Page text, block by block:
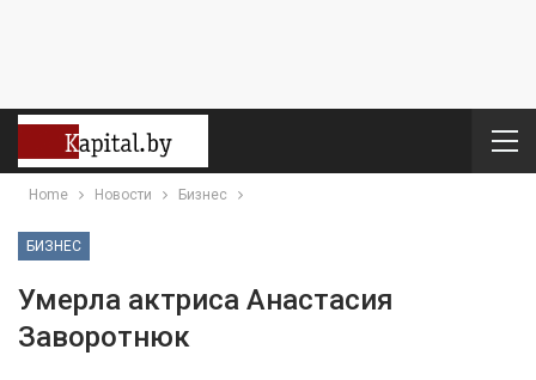
Home Новости Бизнес
БИЗНЕС
Умерла актриса Анастасия
Заворотнюк